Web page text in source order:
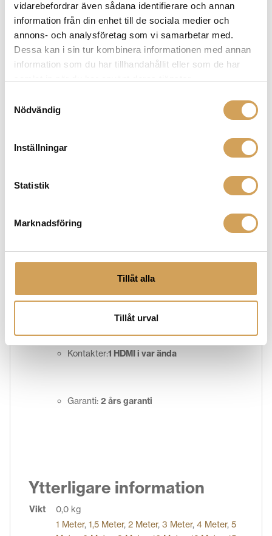
vidarebefordrar även sådana identifierare och annan
information från din enhet till de sociala medier och
annons- och analysföretag som vi samarbetar med.
Dessa kan i sin tur kombinera informationen med annan
information som du har tillhandahållit eller som de har
Nödvändig
Inställningar
Statistik
Marknadsföring
Tillåt alla
Tillåt urval
Supra HDMI AOC är därför enbart 4,5 mm tunn vilket
gör den lätt att dra långa längder och dölja på ett
Prestandan hos kabeln är väldigt bra med kapacitet
på hela 48 Gigabit per sekund vilket inrymmer Ultra
HD 8K signal med full färgrymd i 60 Hz och HDR.
Kontakter:1 HDMI i var ända
Garanti: 2 års garanti
Ytterligare information
Vikt 0,0 kg
1 Meter, 1,5 Meter, 2 Meter, 3 Meter, 4 Meter, 5